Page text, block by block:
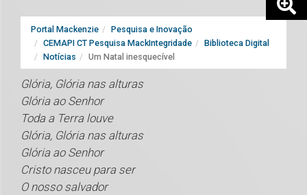
Portal Mackenzie
Pesquisa e Inovação
CEMAPI CT Pesquisa MackIntegridade
Biblioteca Digital
Notícias
Um Natal inesquecível
Glória, Glória nas alturas
Glória ao Senhor
Toda a Terra louve
Glória, Glória nas alturas
Glória ao Senhor
Cristo nasceu para ser
O nosso salvador